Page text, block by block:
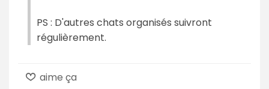
PS : D'autres chats organisés suivront
régulièrement.
aime ça